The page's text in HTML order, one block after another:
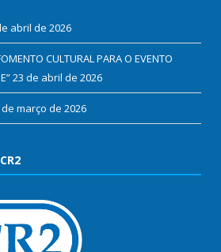
abril de 2026
CULTURAL PARA O EVENTO
23 de abril de 2026
de março de 2026